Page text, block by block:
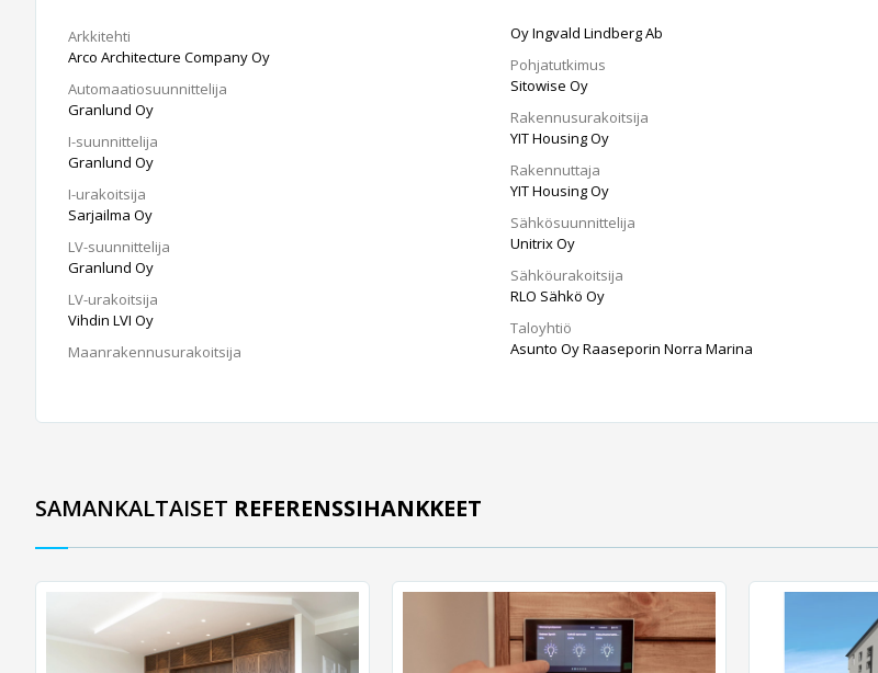
Arkkitehti
Arco Architecture Company Oy
Automaatiosuunnittelija
Granlund Oy
I-suunnittelija
Granlund Oy
I-urakoitsija
Sarjailma Oy
LV-suunnittelija
Granlund Oy
LV-urakoitsija
Vihdin LVI Oy
Maanrakennusurakoitsija
Oy Ingvald Lindberg Ab
Pohjatutkimus
Sitowise Oy
Rakennusurakoitsija
YIT Housing Oy
Rakennuttaja
YIT Housing Oy
Sähkösuunnittelija
Unitrix Oy
Sähköurakoitsija
RLO Sähkö Oy
Taloyhtiö
Asunto Oy Raaseporin Norra Marina
SAMANKALTAISET REFERENSSIHANKKEET